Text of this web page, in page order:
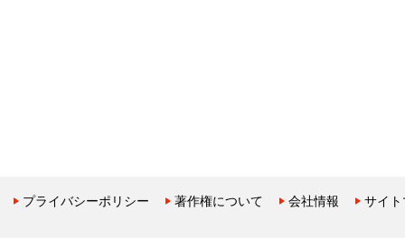
プライバシーポリシー 著作権について 会社情報 サイ